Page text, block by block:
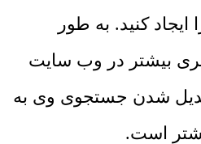
کنید. به طور
بیشتر در وب سایت
شدن جستجوی وی به
است.